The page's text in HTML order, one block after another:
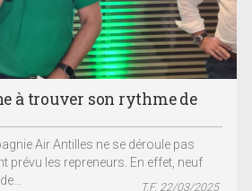
à trouver son rythme de
Air Antilles ne se déroule pas
prévu les repreneurs. En effet, neuf
T.F. 22/03/2025